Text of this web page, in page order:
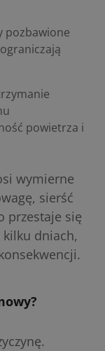
pozbawione
powietrza i
wymierne
sierść
przestaje się
dniach,